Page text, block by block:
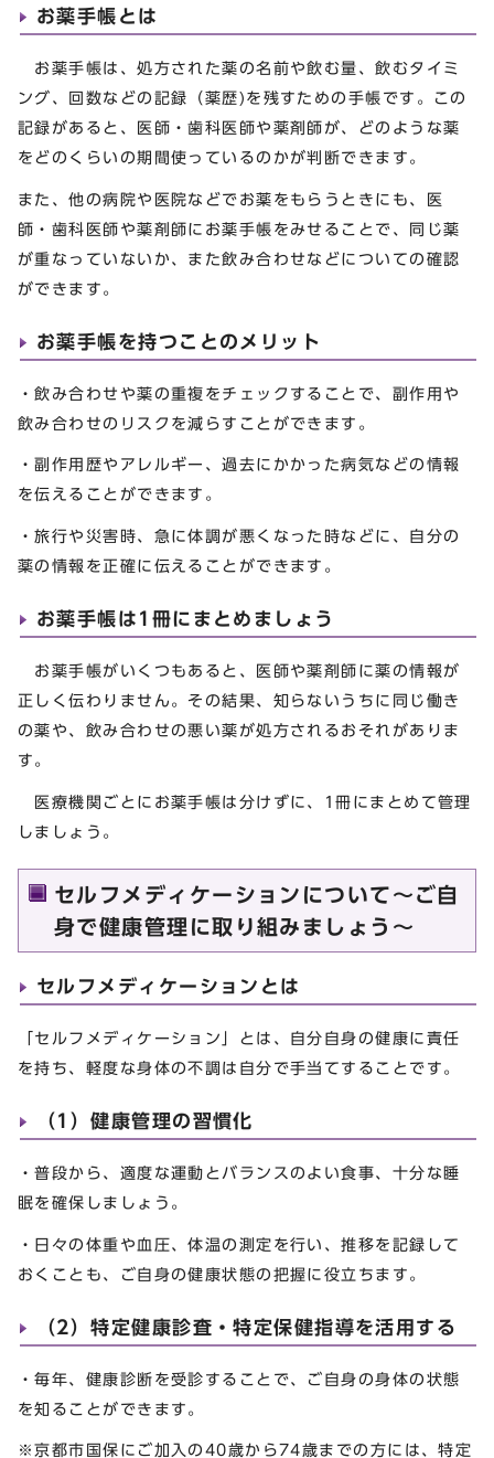
お薬手帳とは
お薬手帳は、処方された薬の名前や飲む量、飲むタイミ
ング、回数などの記録（薬歴)を残すための手帳です。この
記録があると、医師・歯科医師や薬剤師が、どのような薬
をどのくらいの期間使っているのかが判断できます。
また、他の病院や医院などでお薬をもらうときにも、医
師・歯科医師や薬剤師にお薬手帳をみせることで、同じ薬
が重なっていないか、また飲み合わせなどについての確認
ができます。
お薬手帳を持つことのメリット
・飲み合わせや薬の重複をチェックすることで、副作用や
飲み合わせのリスクを減らすことができます。
・副作用歴やアレルギー、過去にかかった病気などの情報
を伝えることができます。
・旅行や災害時、急に体調が悪くなった時などに、自分の
薬の情報を正確に伝えることができます。
お薬手帳は1冊にまとめましょう
お薬手帳がいくつもあると、医師や薬剤師に薬の情報が
正しく伝わりません。その結果、知らないうちに同じ働き
の薬や、飲み合わせの悪い薬が処方されるおそれがありま
す。
医療機関ごとにお薬手帳は分けずに、1冊にまとめて管理
しましょう。
セルフメディケーションについて～ご自
身で健康管理に取り組みましょう～
セルフメディケーションとは
「セルフメディケーション」とは、自分自身の健康に責任
を持ち、軽度な身体の不調は自分で手当てすることです。
（1）健康管理の習慣化
・普段から、適度な運動とバランスのよい食事、十分な睡
眠を確保しましょう。
・日々の体重や血圧、体温の測定を行い、推移を記録して
おくことも、ご自身の健康状態の把握に役立ちます。
（2）特定健康診査・特定保健指導を活用する
・毎年、健康診断を受診することで、ご自身の身体の状態
を知ることができます。
※京都市国保にご加入の40歳から74歳までの方には、特定